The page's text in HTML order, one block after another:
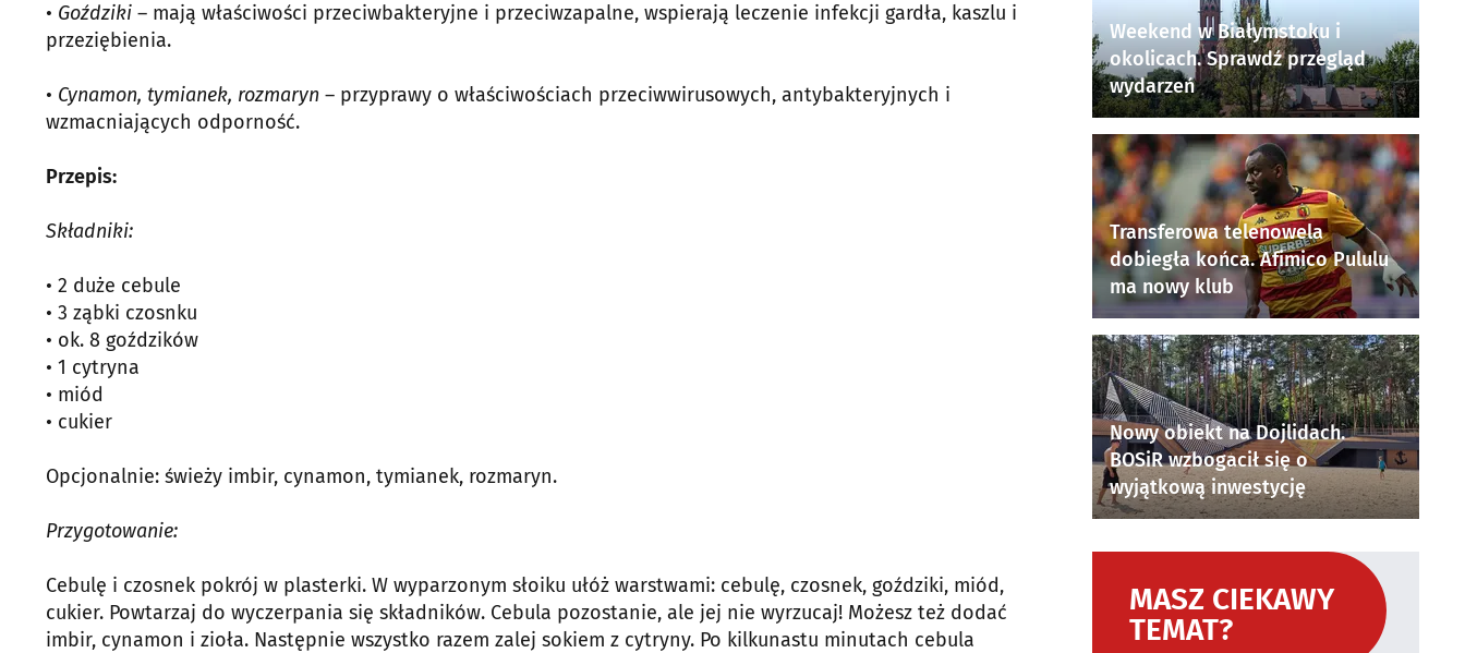
• Goździki – mają właściwości przeciwbakteryjne i przeciwzapalne, wspierają leczenie infekcji gardła, kaszlu i
przeziębienia.
• Cynamon, tymianek, rozmaryn – przyprawy o właściwościach przeciwwirusowych, antybakteryjnych i
wzmacniających odporność.
Przepis:
Składniki:
• 2 duże cebule
• 3 ząbki czosnku
• ok. 8 goździków
• 1 cytryna
• miód
• cukier
Opcjonalnie: świeży imbir, cynamon, tymianek, rozmaryn.
Przygotowanie:
Cebulę i czosnek pokrój w plasterki. W wyparzonym słoiku ułóż warstwami: cebulę, czosnek, goździki, miód,
cukier. Powtarzaj do wyczerpania się składników. Cebula pozostanie, ale jej nie wyrzucaj! Możesz też dodać
imbir, cynamon i zioła. Następnie wszystko razem zalej sokiem z cytryny. Po kilkunastu minutach cebula
Weekend w Białymstoku i
okolicach. Sprawdź przegląd
wydarzeń
Transferowa telenowela
dobiegła końca. Afimico Pululu
ma nowy klub
Nowy obiekt na Dojlidach.
BOSiR wzbogacił się o
wyjątkową inwestycję
MASZ CIEKAWY
TEMAT?